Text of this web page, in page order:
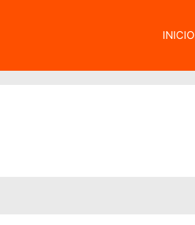
INICIO